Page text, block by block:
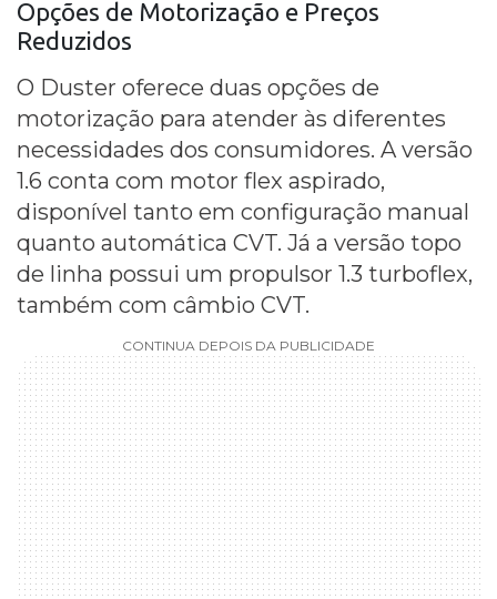
Opções de Motorização e Preços
Reduzidos
O Duster oferece duas opções de
motorização para atender às diferentes
necessidades dos consumidores. A versão
1.6 conta com motor flex aspirado,
disponível tanto em configuração manual
quanto automática CVT. Já a versão topo
de linha possui um propulsor 1.3 turboflex,
também com câmbio CVT.
CONTINUA DEPOIS DA PUBLICIDADE